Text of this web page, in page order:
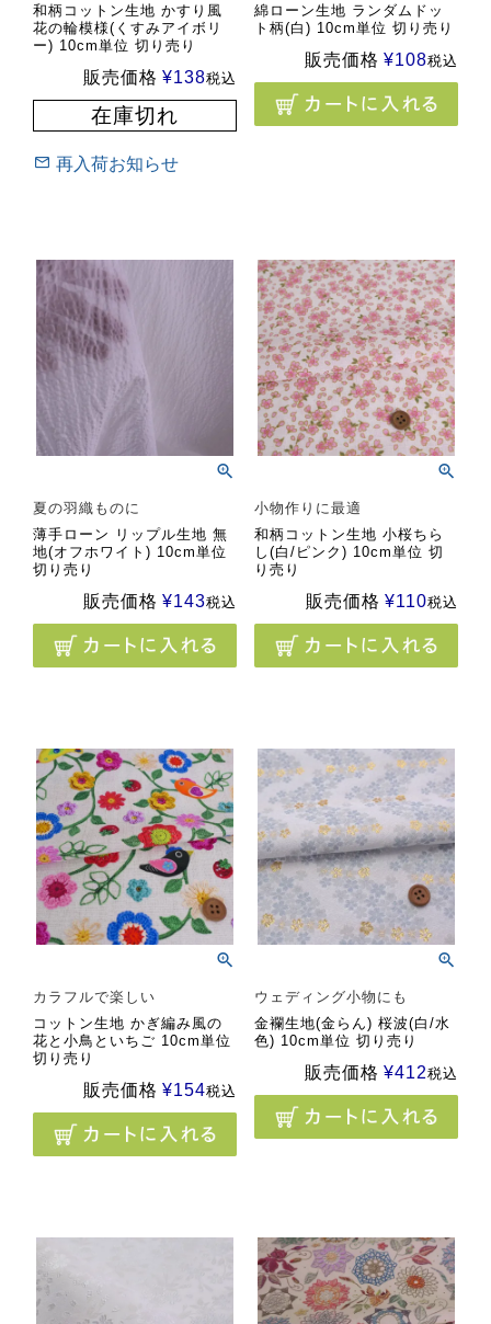
和柄コットン生地 かすり風
花の輪模様(くすみアイボリ
ー) 10cm単位 切り売り
販売価格 ¥138税込
在庫切れ
再入荷お知らせ
綿ローン生地 ランダムドッ
ト柄(白) 10cm単位 切り売り
販売価格 ¥108税込
夏の羽織ものに
薄手ローン リップル生地 無
地(オフホワイト) 10cm単位
切り売り
販売価格 ¥143税込
小物作りに最適
和柄コットン生地 小桜ちら
し(白/ピンク) 10cm単位 切
り売り
販売価格 ¥110税込
カラフルで楽しい
コットン生地 かぎ編み風の
花と小鳥といちご 10cm単位
切り売り
販売価格 ¥154税込
ウェディング小物にも
金襴生地(金らん) 桜波(白/水
色) 10cm単位 切り売り
販売価格 ¥412税込